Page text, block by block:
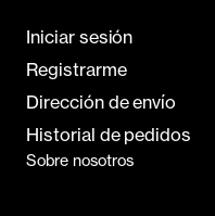
Iniciar sesión
Registrarme
Dirección de envío
Historial de pedidos
Sobre nosotros